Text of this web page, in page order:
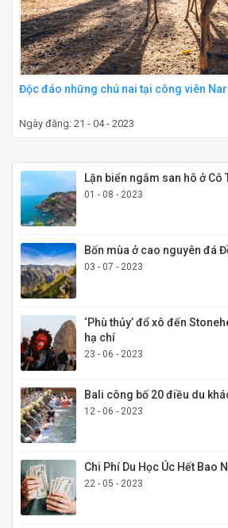
Độc đáo những chú nai tại công viên
Ngày đăng: 21 - 04 - 2023
Lặn biển ngắm san hô ở Cô
01 - 08 - 2023
Bốn mùa ở cao nguyên đá
03 - 07 - 2023
‘Phù thủy’ đổ xô đến
hạ chí
23 - 06 - 2023
Bali công bố 20 điều du
12 - 06 - 2023
Chi Phí Du Học Úc Hết Bao
22 - 05 - 2023